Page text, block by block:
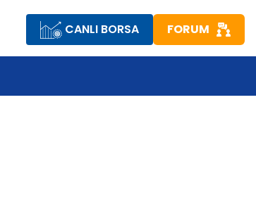
CANLI BORSA FORUM